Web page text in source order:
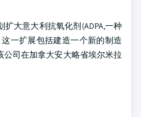
扩大意大利抗氧化剂(ADPA,一种
一扩展包括建造一个新的制造
公司在加拿大安大略省埃尔米拉